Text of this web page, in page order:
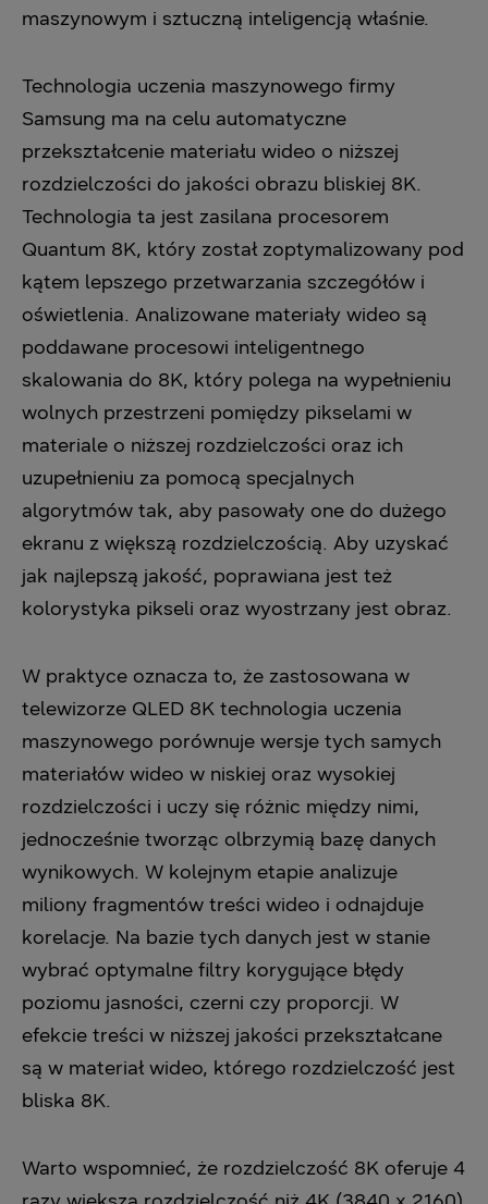
maszynowym i sztuczną inteligencją właśnie.
Technologia uczenia maszynowego firmy
Samsung ma na celu automatyczne
przekształcenie materiału wideo o niższej
rozdzielczości do jakości obrazu bliskiej 8K.
Technologia ta jest zasilana procesorem
Quantum 8K, który został zoptymalizowany pod
kątem lepszego przetwarzania szczegółów i
oświetlenia. Analizowane materiały wideo są
poddawane procesowi inteligentnego
skalowania do 8K, który polega na wypełnieniu
wolnych przestrzeni pomiędzy pikselami w
materiale o niższej rozdzielczości oraz ich
uzupełnieniu za pomocą specjalnych
algorytmów tak, aby pasowały one do dużego
ekranu z większą rozdzielczością. Aby uzyskać
jak najlepszą jakość, poprawiana jest też
kolorystyka pikseli oraz wyostrzany jest obraz.
W praktyce oznacza to, że zastosowana w
telewizorze QLED 8K technologia uczenia
maszynowego porównuje wersje tych samych
materiałów wideo w niskiej oraz wysokiej
rozdzielczości i uczy się różnic między nimi,
jednocześnie tworząc olbrzymią bazę danych
wynikowych. W kolejnym etapie analizuje
miliony fragmentów treści wideo i odnajduje
korelacje. Na bazie tych danych jest w stanie
wybrać optymalne filtry korygujące błędy
poziomu jasności, czerni czy proporcji. W
efekcie treści w niższej jakości przekształcane
są w materiał wideo, którego rozdzielczość jest
bliska 8K.
Warto wspomnieć, że rozdzielczość 8K oferuje 4